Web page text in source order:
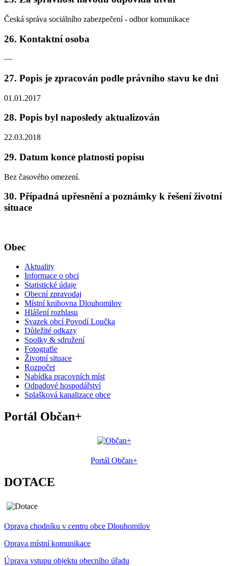
Česká správa sociálního zabezpečení - odbor komunikace
26. Kontaktní osoba
—
27. Popis je zpracován podle právního stavu ke dni
01.01.2017
28. Popis byl naposledy aktualizován
22.03.2018
29. Datum konce platnosti popisu
Bez časového omezení.
30. Případná upřesnění a poznámky k řešení životní
situace
Obec
Aktuality
Informace o obci
Statistické údaje
Obecní zpravodaj
Místní knihovna Dlouhomilov
Hlášení rozhlasu
Svazek obcí Povodí Loučka
Důležité odkazy
Spolky & sdružení
Fotografie
Životní situace
Rozpočet
Nabídka pracovních míst
Odpadové hospodářství
Splašková kanalizace obce
Portál Občan+
Portál Občan+
DOTACE
Oprava chodníku v centru obce Dlouhomilov
Oprava místní komunikace
Úprava vstupu objektu obecního úřadu